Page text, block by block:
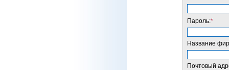
Пароль:*
Название
Почтовый